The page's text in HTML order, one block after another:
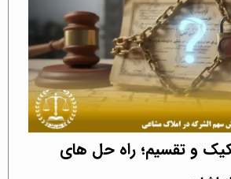
و تقسیم؛ راه حل های